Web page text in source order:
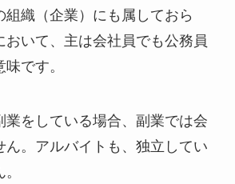
組織（企業）にも属しておら
おいて、主は会社員でも公務員
です。
業をしている場合、副業では会
ん。アルバイトも、独立してい